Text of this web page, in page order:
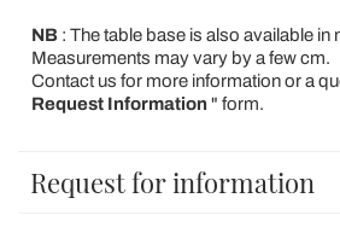
NB: The table base is also available in
Measurements may vary by a few cm.
Contact us for more information or a
Request Information " form.
Request for information